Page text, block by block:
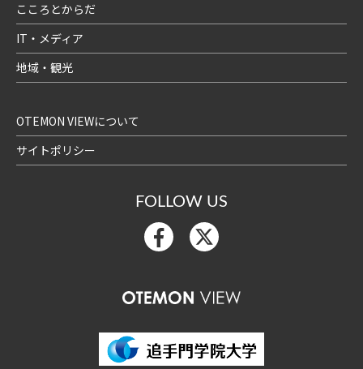
こころとからだ
IT・メディア
地域・観光
OTEMON VIEWについて
サイトポリシー
FOLLOW US